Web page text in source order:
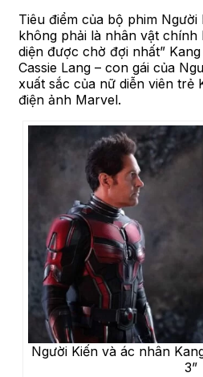
Tiêu điểm của bộ phim
không phải là nhân vật chính
diện được chờ đợi nhất”
Cassie Lang – con gái của
xuất sắc của nữ diễn viên trẻ
điện ảnh Marvel.
Người Kiến và ác nhân
3”